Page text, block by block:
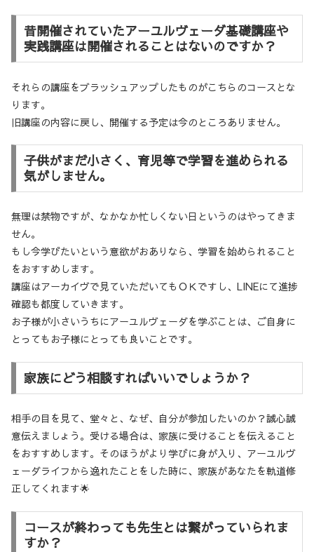
昔開催されていたアーユルヴェーダ基礎講座や
実践講座は開催されることはないのですか？
それらの講座をブラッシュアップしたものがこちらのコースとな
ります。
旧講座の内容に戻し、開催する予定は今のところありません。
子供がまだ小さく、育児等で学習を進められる
気がしません。
無理は禁物ですが、なかなか忙しくない日というのはやってきま
せん。
もし今学びたいという意欲がおありなら、学習を始められること
をおすすめします。
講座はアーカイヴで見ていただいてもＯＫですし、LINEにて進捗
確認も都度していきます。
お子様が小さいうちにアーユルヴェーダを学ぶことは、ご自身に
とってもお子様にとっても良いことです。
家族にどう相談すればいいでしょうか？
相手の目を見て、堂々と、なぜ、自分が参加したいのか？誠心誠
意伝えましょう。受ける場合は、家族に受けることを伝えること
をおすすめします。そのほうがより学びに身が入り、アーユルヴ
ェーダライフから逸れたことをした時に、家族があなたを軌道修
正してくれます🌟
コースが終わっても先生とは繋がっていられま
すか？